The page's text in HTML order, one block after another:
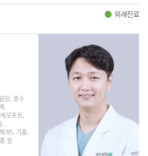
외래진료
장, 충수
,
모포트,
,
부), 기흉,
등